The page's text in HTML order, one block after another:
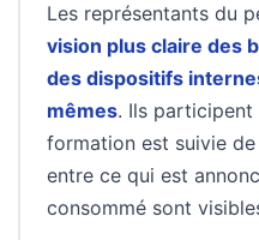
Les représentants du
vision plus claire des
des dispositifs
mêmes. Ils participent
formation est suivie
entre ce qui est
consommé sont